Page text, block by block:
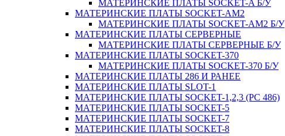
МАТЕРИНСКИЕ ПЛАТЫ SOCKET-A Б/У
МАТЕРИНСКИЕ ПЛАТЫ SOCKET-AM2
МАТЕРИНСКИЕ ПЛАТЫ SOCKET-AM2 Б/У
МАТЕРИНСКИЕ ПЛАТЫ СЕРВЕРНЫЕ
МАТЕРИНСКИЕ ПЛАТЫ СЕРВЕРНЫЕ Б/У
МАТЕРИНСКИЕ ПЛАТЫ SOCKET-370
МАТЕРИНСКИЕ ПЛАТЫ SOCKET-370 Б/У
МАТЕРИНСКИЕ ПЛАТЫ 286 И РАНЕЕ
МАТЕРИНСКИЕ ПЛАТЫ SLOT-1
МАТЕРИНСКИЕ ПЛАТЫ SOCKET-1,2,3 (PC 486)
МАТЕРИНСКИЕ ПЛАТЫ SOCKET-5
МАТЕРИНСКИЕ ПЛАТЫ SOCKET-7
МАТЕРИНСКИЕ ПЛАТЫ SOCKET-8